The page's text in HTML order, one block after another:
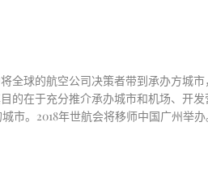
全球的航空公司决策者带到承办方城
的在于充分推介承办城市和机场、开
市。2018年世航会将移师中国广州举办